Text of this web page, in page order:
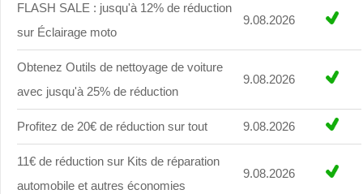
FLASH SALE : jusqu'à 12% de réduction
sur Éclairage moto
9.08.2026
Obtenez Outils de nettoyage de voiture
avec jusqu'à 25% de réduction
9.08.2026
Profitez de 20€ de réduction sur tout 9.08.2026
11€ de réduction sur Kits de réparation
automobile et autres économies
9.08.2026